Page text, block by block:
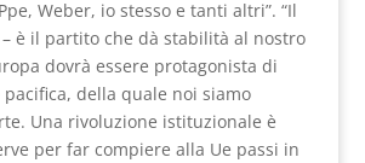
Weber, io stesso e tanti altri”. “Il
– è il partito che dà stabilità al nostro
dovrà essere protagonista di
della quale noi siamo
Una rivoluzione istituzionale è
per far compiere alla Ue passi in